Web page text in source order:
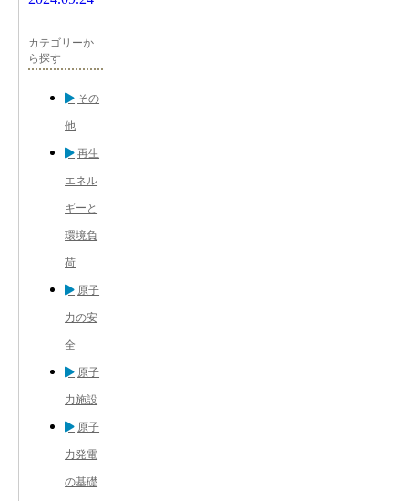
カテゴリーか
ら探す
その
他
再生
エネル
ギーと
環境負
荷
原子
力の安
全
原子
力施設
原子
力発電
の基礎